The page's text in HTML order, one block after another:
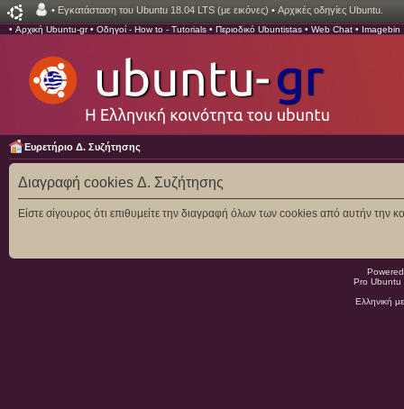
• Εγκατάσταση του Ubuntu 18.04 LTS (με εικόνες) • Αρχικές οδηγίες Ubuntu.
• Αρχική Ubuntu-gr• Οδηγοί - How to - Tutorials • Περιοδικό Ubuntistas • Web Chat • Imagebin
Ευρετήριο Δ. Συζήτησης
Διαγραφή cookies Δ. Συζήτησης
Είστε σίγουρος ότι επιθυμείτε την διαγραφή όλων των cookies από αυτήν την
Pro
Ελληνική